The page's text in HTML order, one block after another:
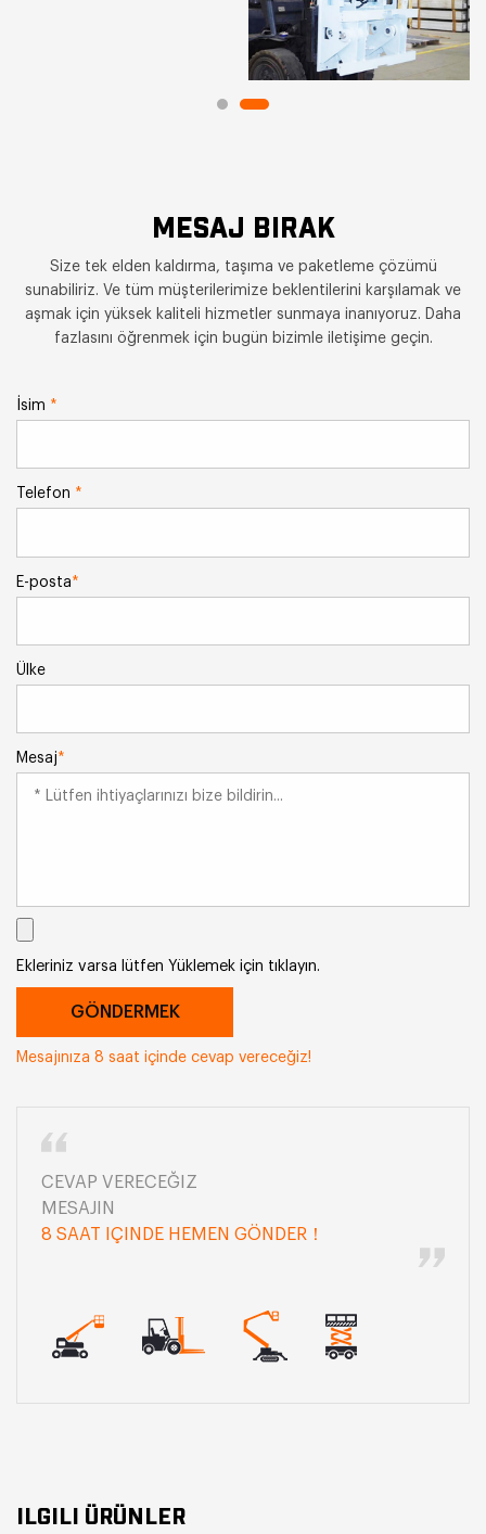
MESAJ BIRAK
Size tek elden kaldırma, taşıma ve paketleme çözümü
sunabiliriz. Ve tüm müşterilerimize beklentilerini karşılamak ve
aşmak için yüksek kaliteli hizmetler sunmaya inanıyoruz. Daha
fazlasını öğrenmek için bugün bizimle iletişime geçin.
İsim *
Telefon *
E-posta*
Ülke
Mesaj*
Ekleriniz varsa lütfen Yüklemek için tıklayın.
Mesajınıza 8 saat içinde cevap vereceğiz!
CEVAP VERECEĞIZ
MESAJIN
8 SAAT IÇINDE HEMEN GÖNDER！
ILGILI ÜRÜNLER